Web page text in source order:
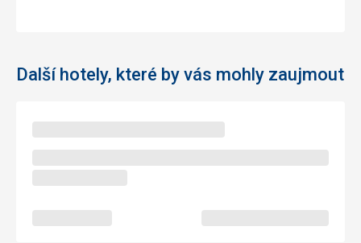
Další hotely, které by vás mohly zaujmout